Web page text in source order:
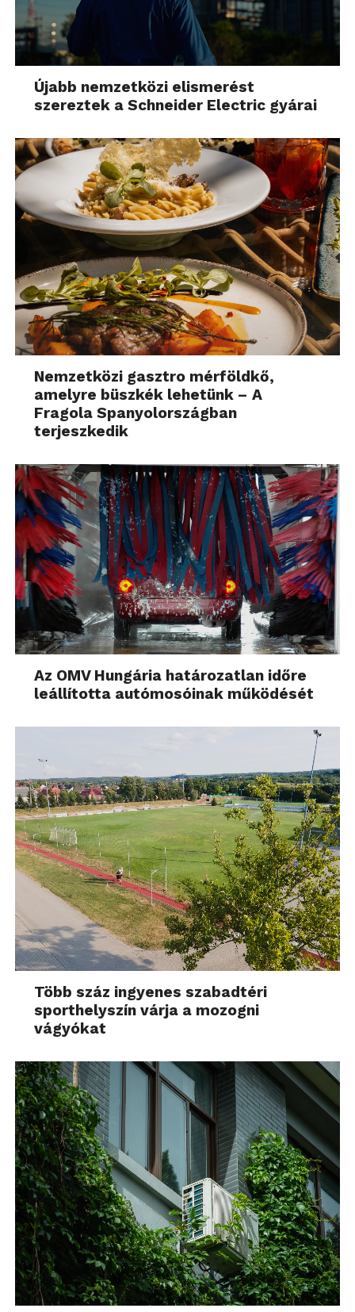
Újabb nemzetközi elismerést
szereztek a Schneider Electric gyárai
Nemzetközi gasztro mérföldkő,
amelyre büszkék lehetünk – A
Fragola Spanyolországban
terjeszkedik
Az OMV Hungária határozatlan időre
leállította autómosóinak működését
Több száz ingyenes szabadtéri
sporthelyszín várja a mozogni
vágyókat